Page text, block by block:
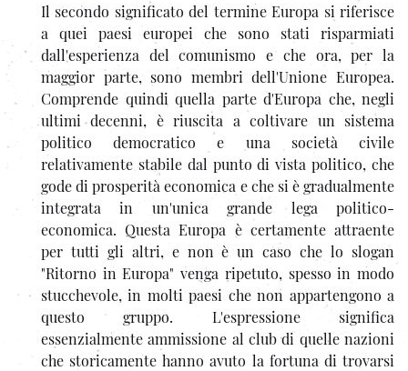
Il secondo significato del termine Europa si riferisce
a quei paesi europei che sono stati risparmiati
dall'esperienza del comunismo e che ora, per la
maggior parte, sono membri dell'Unione Europea.
Comprende quindi quella parte d'Europa che, negli
ultimi decenni, è riuscita a coltivare un sistema
politico democratico e una società civile
relativamente stabile dal punto di vista politico, che
gode di prosperità economica e che si è gradualmente
integrata in un'unica grande lega politico-
economica. Questa Europa è certamente attraente
per tutti gli altri, e non è un caso che lo slogan
"Ritorno in Europa" venga ripetuto, spesso in modo
stucchevole, in molti paesi che non appartengono a
questo gruppo. L'espressione significa
essenzialmente ammissione al club di quelle nazioni
che storicamente hanno avuto la fortuna di trovarsi